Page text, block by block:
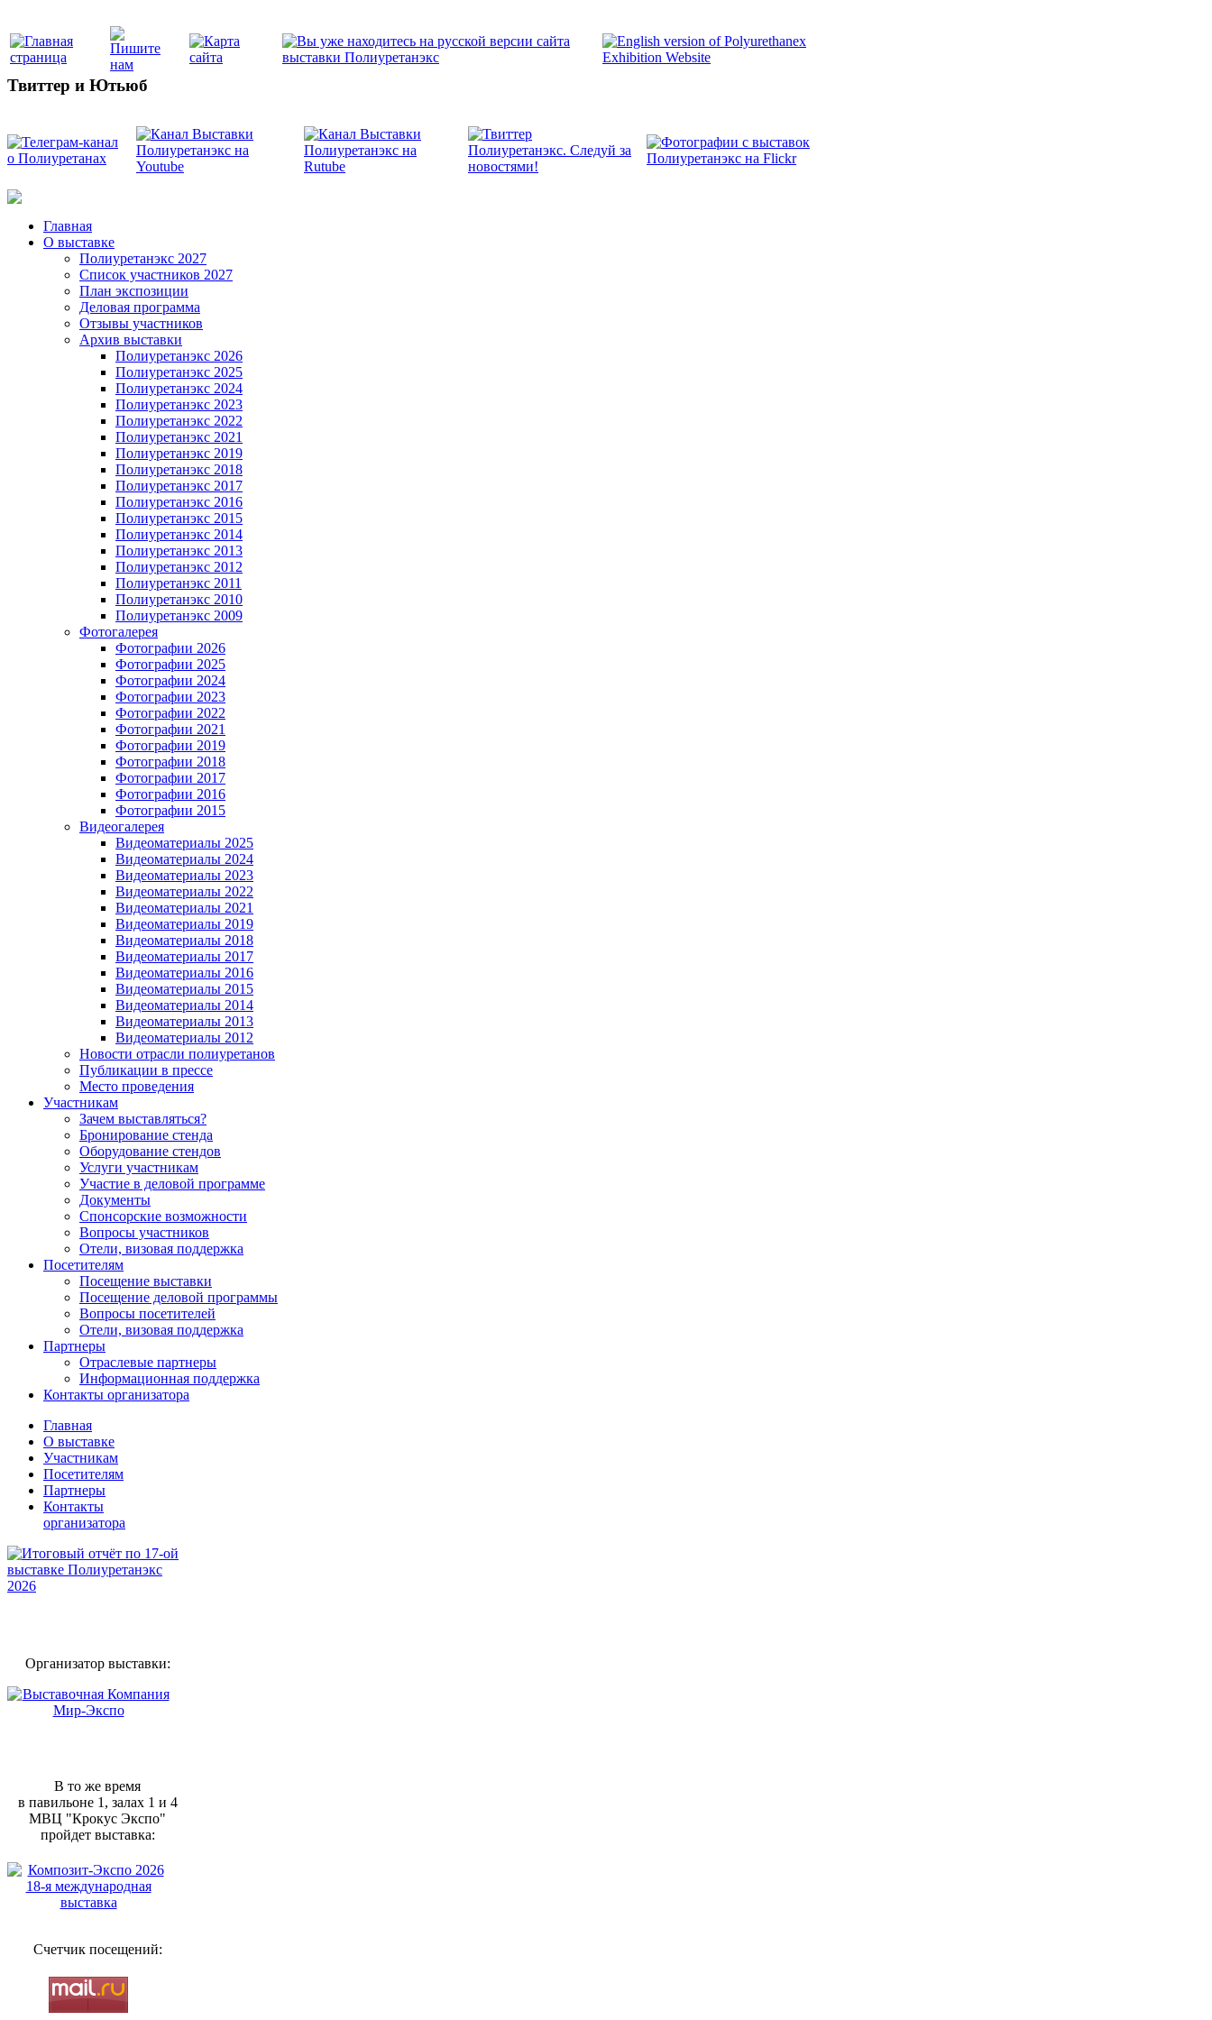
Твиттер и Ютьюб
Главная
О выставке
Полиуретанэкс 2027
Список участников 2027
План экспозиции
Деловая программа
Отзывы участников
Архив выставки
Полиуретанэкс 2026
Полиуретанэкс 2025
Полиуретанэкс 2024
Полиуретанэкс 2023
Полиуретанэкс 2022
Полиуретанэкс 2021
Полиуретанэкс 2019
Полиуретанэкс 2018
Полиуретанэкс 2017
Полиуретанэкс 2016
Полиуретанэкс 2015
Полиуретанэкс 2014
Полиуретанэкс 2013
Полиуретанэкс 2012
Полиуретанэкс 2011
Полиуретанэкс 2010
Полиуретанэкс 2009
Фотогалерея
Фотографии 2026
Фотографии 2025
Фотографии 2024
Фотографии 2023
Фотографии 2022
Фотографии 2021
Фотографии 2019
Фотографии 2018
Фотографии 2017
Фотографии 2016
Фотографии 2015
Видеогалерея
Видеоматериалы 2025
Видеоматериалы 2024
Видеоматериалы 2023
Видеоматериалы 2022
Видеоматериалы 2021
Видеоматериалы 2019
Видеоматериалы 2018
Видеоматериалы 2017
Видеоматериалы 2016
Видеоматериалы 2015
Видеоматериалы 2014
Видеоматериалы 2013
Видеоматериалы 2012
Новости отрасли полиуретанов
Публикации в прессе
Место проведения
Участникам
Зачем выставляться?
Бронирование стенда
Оборудование стендов
Услуги участникам
Участие в деловой программе
Документы
Спонсорские возможности
Вопросы участников
Отели, визовая поддержка
Посетителям
Посещение выставки
Посещение деловой программы
Вопросы посетителей
Отели, визовая поддержка
Партнеры
Отраслевые партнеры
Информационная поддержка
Контакты организатора
Главная
О выставке
Участникам
Посетителям
Партнеры
Контакты
организатора
Организатор выставки:
В то же время
в павильоне 1, залах 1 и 4
МВЦ "Крокус Экспо"
пройдет выставка:
Счетчик посещений: